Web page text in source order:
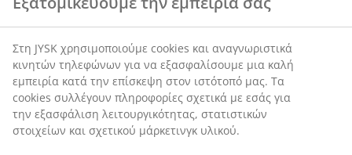
Στη JYSK χρησιμοποιούμε cookies και αναγνωριστικά
κινητών τηλεφώνων για να εξασφαλίσουμε μια καλή
εμπειρία κατά την επίσκεψη στον ιστότοπό μας. Τα
cookies συλλέγουν πληροφορίες σχετικά με εσάς για
την εξασφάλιση λειτουργικότητας, στατιστικών
στοιχείων και σχετικού μάρκετινγκ υλικού.